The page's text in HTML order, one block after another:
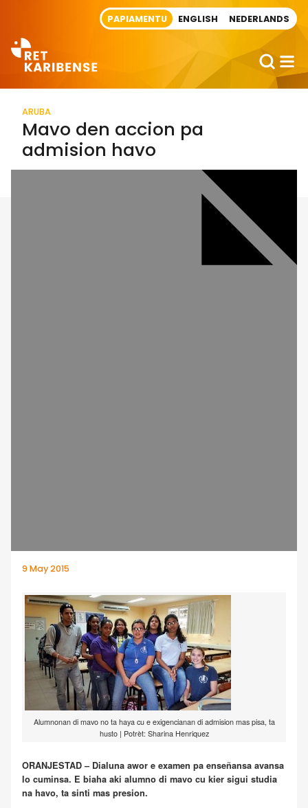
PAPIAMENTU ENGLISH NEDERLANDS
ARUBA
Mavo den accion pa
admision havo
9 May 2015
Alumnonan di mavo no ta haya cu e exigencianan di admision mas pisa, ta
husto | Potrèt: Sharina Henriquez
ORANJESTAD – Dialuna awor e examen pa enseñansa avansa
lo cuminsa. E biaha aki alumno di mavo cu kier sigui studia
na havo, ta sinti mas presion.